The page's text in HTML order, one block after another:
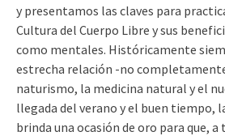
y presentamos las claves para
Cultura del Cuerpo Libre y sus
como mentales. Históricamente
estrecha relación -no
naturismo, la medicina natural y el
llegada del verano y el buen tiempo,
brinda una ocasión de oro para que, a